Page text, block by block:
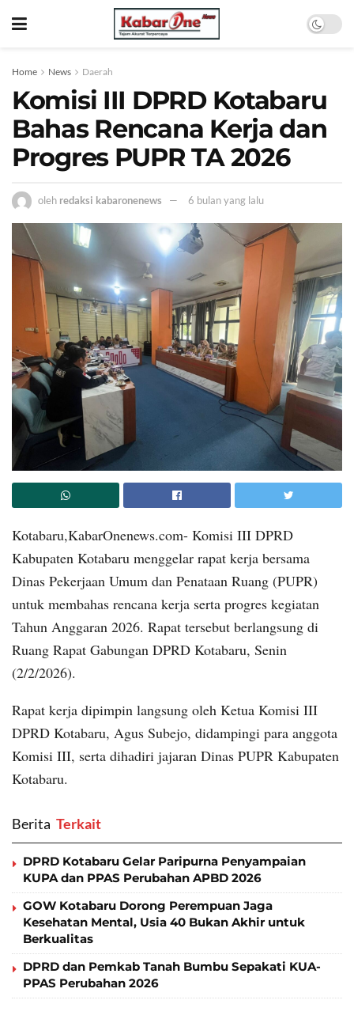
Home News Daerah
Komisi III DPRD Kotabaru
Bahas Rencana Kerja dan
Progres PUPR TA 2026
oleh redaksi kabaronenews 6 bulan yang lalu
Kotabaru,KabarOnenews.com- Komisi III DPRD
Kabupaten Kotabaru menggelar rapat kerja bersama
Dinas Pekerjaan Umum dan Penataan Ruang (PUPR)
untuk membahas rencana kerja serta progres kegiatan
Tahun Anggaran 2026. Rapat tersebut berlangsung di
Ruang Rapat Gabungan DPRD Kotabaru, Senin
(2/2/2026).
Rapat kerja dipimpin langsung oleh Ketua Komisi III
DPRD Kotabaru, Agus Subejo, didampingi para anggota
Komisi III, serta dihadiri jajaran Dinas PUPR Kabupaten
Kotabaru.
Berita ‎ Terkait
DPRD Kotabaru Gelar Paripurna Penyampaian
KUPA dan PPAS Perubahan APBD 2026
GOW Kotabaru Dorong Perempuan Jaga
Kesehatan Mental, Usia 40 Bukan Akhir untuk
Berkualitas
DPRD dan Pemkab Tanah Bumbu Sepakati KUA-
PPAS Perubahan 2026